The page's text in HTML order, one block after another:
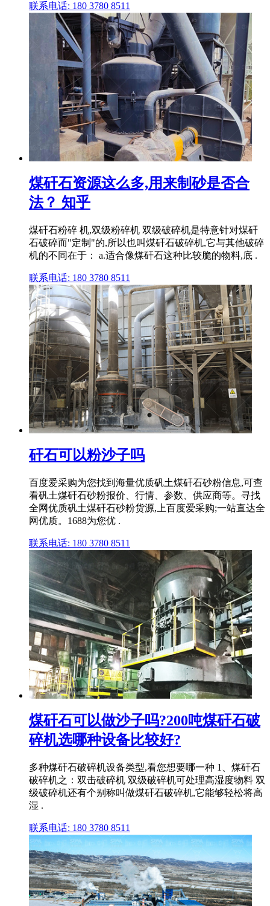
联系电话: 180 3780 8511
煤矸石资源这么多,用来制砂是否合
法？ 知乎
煤矸石粉碎 机,双级粉碎机 双级破碎机是特意针对煤矸
石破碎而"定制"的,所以也叫煤矸石破碎机,它与其他破碎
机的不同在于： a.适合像煤矸石这种比较脆的物料,底 .
联系电话: 180 3780 8511
矸石可以粉沙子吗
百度爱采购为您找到海量优质矾土煤矸石砂粉信息,可查
看矾土煤矸石砂粉报价、行情、参数、供应商等。寻找
全网优质矾土煤矸石砂粉货源,上百度爱采购;一站直达全
网优质。1688为您优 .
联系电话: 180 3780 8511
煤矸石可以做沙子吗?200吨煤矸石破
碎机选哪种设备比较好?
多种煤矸石破碎机设备类型,看您想要哪一种 1、煤矸石
破碎机之：双击破碎机 双级破碎机可处理高湿度物料 双
级破碎机还有个别称叫做煤矸石破碎机,它能够轻松将高
湿 .
联系电话: 180 3780 8511